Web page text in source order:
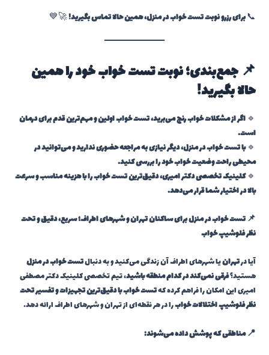
📞برای رزرو نوبت تست خواب در منزل، همین حالا تماس بگیرید!🚀💙
📌 جمع‌بندی؛ نوبت تست خواب خود را همین
حالا بگیرید!
🔹اگر از مشکلات خواب رنج می‌برید، تست خواب اولین و مهم‌ترین قدم برای درمان
است.
🔹با تست خواب در منزل، دیگر نیازی به مراجعه حضوری ندارید و می‌توانید در
محیطی راحت وضعیت خواب خود را بررسی کنید.
🔹کلینیک تخصصی دکتر امیری، دقیق‌ترین تست خواب را با هزینه مناسب و سرعت
بالا در اختیار شما قرار می‌دهد.
📌 تست خواب در منزل برای ساکنان تهران و شهرهای اطراف؛ سریع، دقیق و تحت
نظر فلوشیپ خواب
آیا درتهرانیا شهرهای اطراف آن زندگی می‌کنید و به دنبالتست خواب در منزل
هستید؟فرقی نمی‌کند در کدام منطقه باشید، تیم تخصصی کلینیک دکتر مصطفی
امیری این امکان را فراهم کرده کهتست خواب با دقیق‌ترین تجهیزات و تفسیر تحت
نظر فلوشیپ اختلالات خوابرا در هر نقطه‌ای از تهران و شهرهای اطراف ارائه دهد.
📍 مناطقی که پوشش داده می‌شوند: